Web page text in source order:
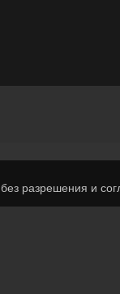
разрешения и